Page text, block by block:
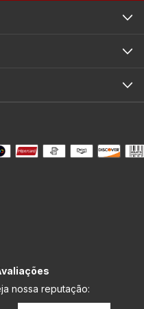
nossa reputação: